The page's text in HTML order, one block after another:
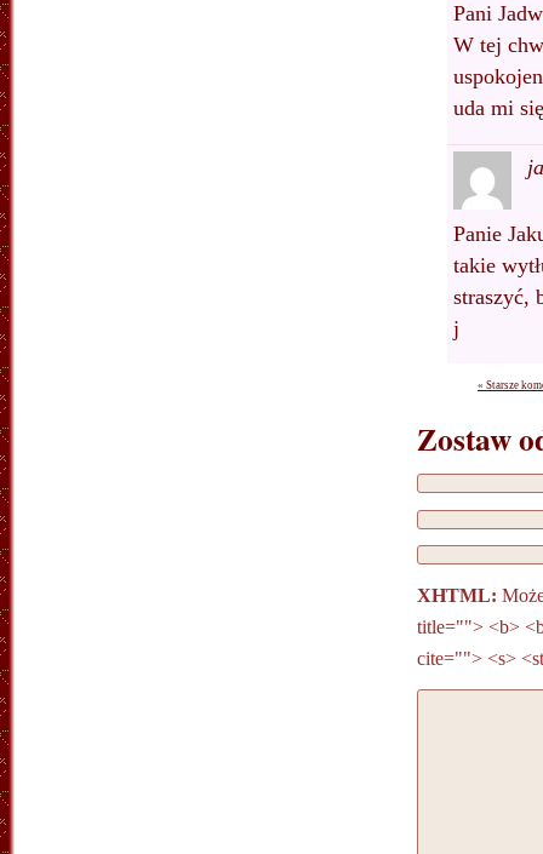
Pani
W tej
uda mi
Panie
takie
straszyć,
j
« Starsze
Zostaw
XHTML:
title=""> <b>
cite=""> <s>